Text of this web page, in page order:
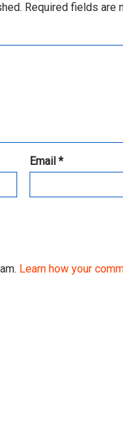
Required fields are
Email*
Learn how your